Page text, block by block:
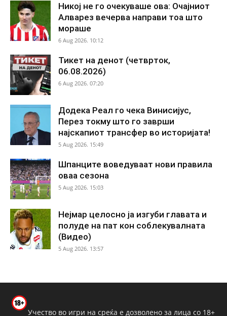
Никој не го очекуваше ова: Очајниот
Алварез вечерва направи тоа што
мораше
6 Aug 2026. 10:12
Тикет на денот (четврток,
06.08.2026)
6 Aug 2026. 07:20
Додека Реал го чека Винисијус,
Перез токму што го заврши
најскапиот трансфер во историјата!
5 Aug 2026. 15:49
Шпанците воведуваат нови правила
оваа сезона
5 Aug 2026. 15:03
Нејмар целосно ја изгуби главата и
полуде на пат кон соблекувалната
(Видео)
5 Aug 2026. 13:57
Учество во игри на среќа е дозволено за лица со 18+